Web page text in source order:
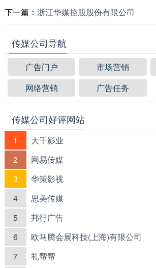
下一篇： 浙江华媒控股股份有限公司
传媒公司导航
广告门户 市场营销
网络营销
广告任务
传媒公司好评网站
1 大千影业
2
网易传媒
3
华策影视
4
思美传媒
5
邦行广告
6
欧马腾会展科技(上海)有限公司
7
礼帮帮